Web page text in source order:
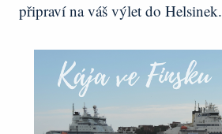
připraví na váš výlet do Helsinek.